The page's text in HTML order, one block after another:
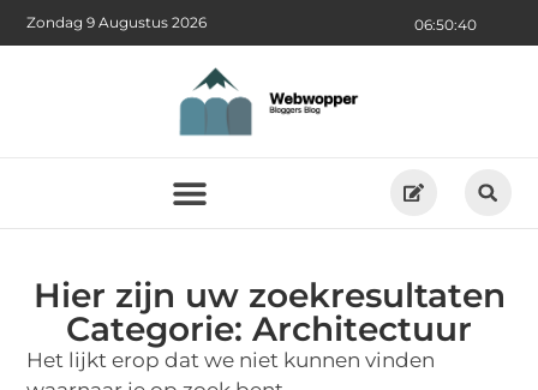
06:50:40
Zondag 9 Augustus 2026
Hier zijn uw zoekresultaten
Categorie: Architectuur
Het lijkt erop dat we niet kunnen vinden